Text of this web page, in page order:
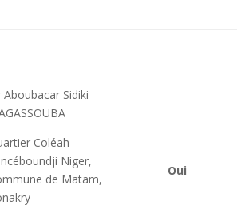
Aboubacar Sidiki
Coléah
Niger,
de Matam,
Oui